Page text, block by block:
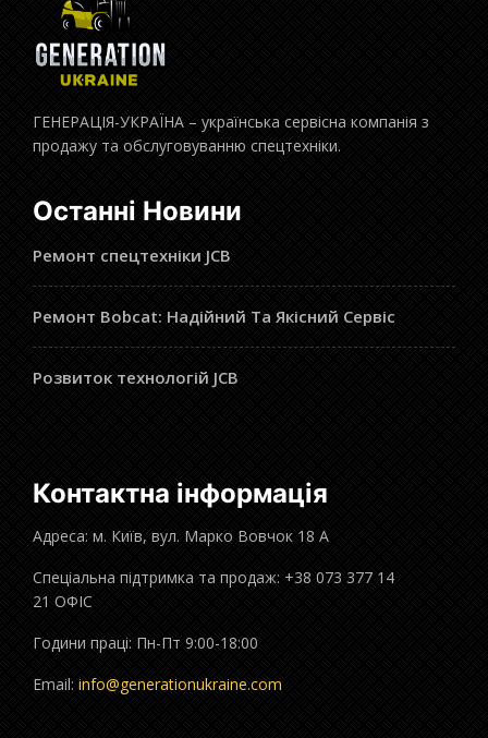
ГЕНЕРАЦІЯ-УКРАЇНА – українська сервісна компанія з
продажу та обслуговуванню спецтехніки.
Останні Новини
Ремонт спецтехніки JCB
Ремонт Bobcat: Надійний Та Якісний Сервіс
Розвиток технологій JCB
Контактна інформація
Адреса: м. Київ, вул. Марко Вовчок 18 А
Спеціальна підтримка та продаж: +38 073 377 14
21 ОФІС
Години праці: Пн-Пт 9:00-18:00
Email: info@generationukraine.com